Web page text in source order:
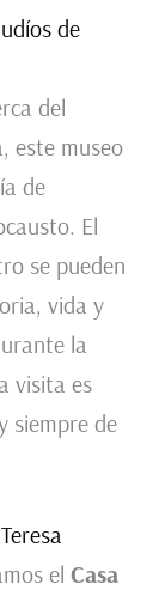
de
del
este museo
de
El
se pueden
vida y
la
visita es
siempre de
el Casa